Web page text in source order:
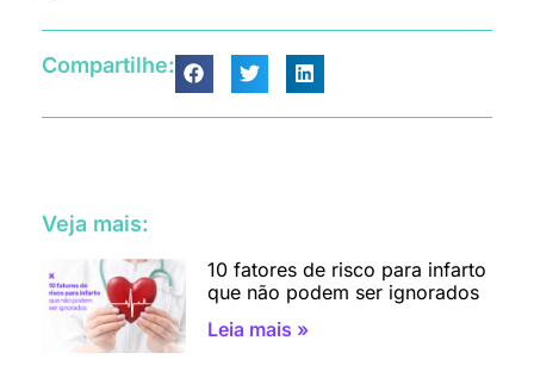
Compartilhe:
Veja mais:
10 fatores de risco para infarto
que não podem ser ignorados
Leia mais »